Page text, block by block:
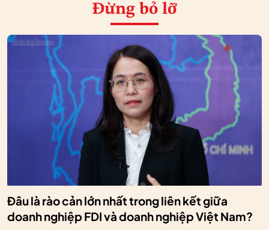
Đừng bỏ lỡ
Đâu là rào cản lớn nhất trong liên kết giữa
doanh nghiệp FDI và doanh nghiệp Việt Nam?